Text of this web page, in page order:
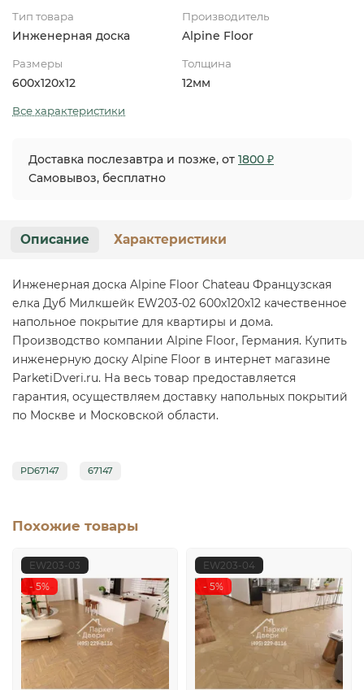
Тип товара
Инженерная доска
Производитель
Alpine Floor
Размеры
600х120х12
Толщина
12мм
Все характеристики
Доставка послезавтра и позже, от 1800 ₽
Самовывоз, бесплатно
Описание Характеристики
Инженерная доска Alpine Floor Chateau Французская
елка Дуб Милкшейк EW203-02 600х120х12 качественное
напольное покрытие для квартиры и дома.
Производство компании Alpine Floor, Германия. Купить
инженерную доску Alpine Floor в интернет магазине
ParketiDveri.ru. На весь товар предоставляется
гарантия, осуществляем доставку напольных покрытий
по Москве и Московской области.
PD67147 67147
Похожие товары
EW203-03
- 5%
EW203-04
- 5%